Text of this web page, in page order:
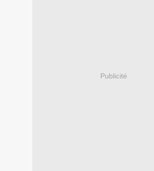
Publicité